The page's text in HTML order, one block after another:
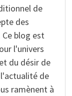
de
des
Ce blog est
l'univers
du désir de
de
ramènent à